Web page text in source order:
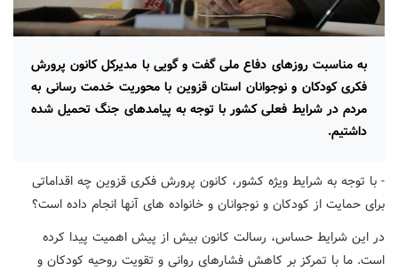
به مناسبت روزهای دفاع ملی گفت و گویی با مدیرکل کانون پرورش
فکری کودکان و نوجوانان استان قزوین با محوریت خدمت رسانی به
مردم در شرایط فعلی کشور با توجه به پیامدهای جنگ تحمیل شده
داشتیم.
- با توجه به شرایط ویژه کشور، کانون پرورش فکری قزوین چه اقداماتی
برای حمایت از کودکان و نوجوانان و خانواده های آنها انجام داده است؟
در این شرایط حساس، رسالت کانون بیش از پیش اهمیت پیدا کرده
است. ما با تمرکز بر کاهش فشارهای روانی و تقویت روحیه کودکان و